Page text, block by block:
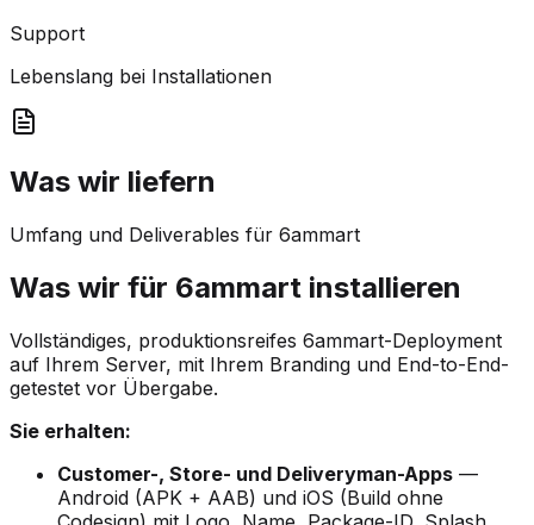
Support
Lebenslang bei Installationen
Was wir liefern
Umfang und Deliverables für 6ammart
Was wir für 6ammart installieren
Vollständiges, produktionsreifes 6ammart-Deployment
auf Ihrem Server, mit Ihrem Branding und End-to-End-
getestet vor Übergabe.
Sie erhalten:
Customer-, Store- und Deliveryman-Apps —
Android (APK + AAB) und iOS (Build ohne